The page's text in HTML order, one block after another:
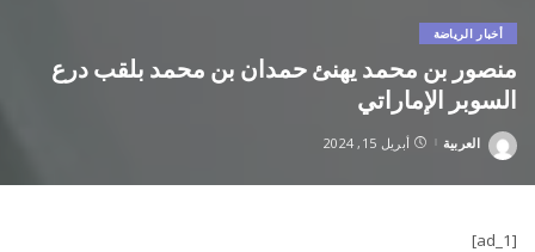
أخبار الرياضة
منصور بن محمد يهنئ حمدان بن محمد بلقب درع
السوبر الإماراتي
Posted
العربية أبريل 15, 2024
[ad_1]